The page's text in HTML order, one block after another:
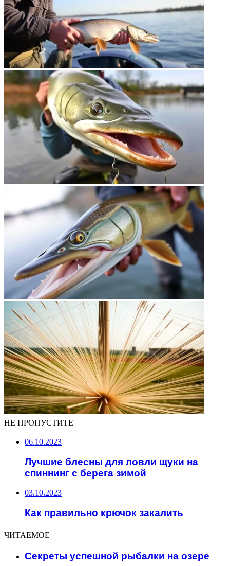
НЕ ПРОПУСТИТЕ
06.10.2023
Лучшие блесны для ловли щуки на
спиннинг с берега зимой
03.10.2023
Как правильно крючок закалить
ЧИТАЕМОЕ
Секреты успешной рыбалки на озере